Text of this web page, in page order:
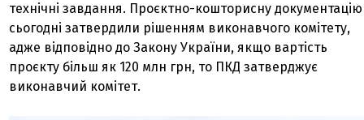
технічні завдання. Проєктно-кошторисну документацію
сьогодні затвердили рішенням виконавчого комітету,
адже відповідно до Закону України, якщо вартість
проєкту більш як 120 млн грн, то ПКД затверджує
виконавчий комітет.